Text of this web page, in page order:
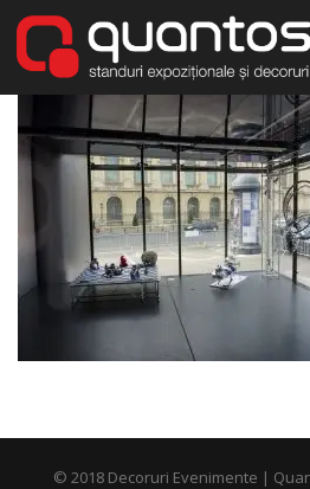
© 2018 Decoruri Evenimente |